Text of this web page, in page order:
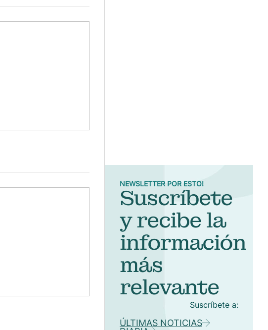
NEWSLETTER POR ESTO!
Suscríbete
y recibe la
información
más
relevante
Suscríbete a:
ÚLTIMAS NOTICIAS